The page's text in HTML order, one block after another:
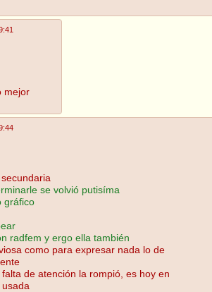
mejor
se volvió putisíma
gráfico
radfem y ergo ella también
como para expresar nada lo de
de atención la rompió, es hoy en